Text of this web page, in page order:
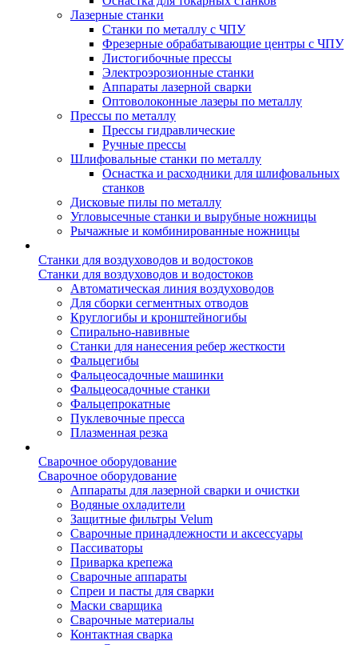
Лазерные станки
Станки по металлу с ЧПУ
Фрезерные обрабатывающие центры с ЧПУ
Листогибочные прессы
Электроэрозионные станки
Аппараты лазерной сварки
Оптоволоконные лазеры по металлу
Прессы по металлу
Прессы гидравлические
Ручные прессы
Шлифовальные станки по металлу
Оснастка и расходники для шлифовальных
станков
Дисковые пилы по металлу
Угловысечные станки и вырубные ножницы
Рычажные и комбинированные ножницы
Станки для воздуховодов и водостоков
Станки для воздуховодов и водостоков
Автоматическая линия воздуховодов
Для сборки сегментных отводов
Круглогибы и кронштейногибы
Спирально-навивные
Станки для нанесения ребер жесткости
Фальцегибы
Фальцеосадочные машинки
Фальцеосадочные станки
Фальцепрокатные
Пуклевочные пресса
Плазменная резка
Сварочное оборудование
Сварочное оборудование
Аппараты для лазерной сварки и очистки
Водяные охладители
Защитные фильтры Velum
Сварочные принадлежности и аксессуары
Пассиваторы
Приварка крепежа
Сварочные аппараты
Спреи и пасты для сварки
Маски сварщика
Сварочные материалы
Контактная сварка